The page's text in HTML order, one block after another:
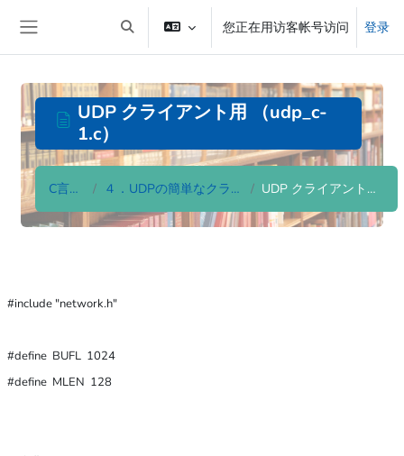
切换搜索输入 您正在用访客帐号访问 登录
UDP クライアント用 （udp_c-
1.c）
C言語入門 ４．UDPの簡単なクライアント・サーバ UDP クライアント用 （udp_c-1.c）
#include "network.h"
#define  BUFL  1024
#define  MLEN  128